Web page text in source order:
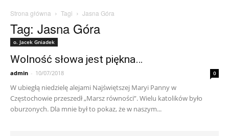
Strona główna Tagi Jasna Góra
Tag: Jasna Góra
o. Jacek Gniadek
Wolność słowa jest piękna…
admin - 10/07/2018 0
W ubiegłą niedzielę alejami Najświętszej Maryi Panny w
Częstochowie przeszedł „Marsz równości”. Wielu katolików było
oburzonych. Dla mnie był to pokaz, że w naszym...